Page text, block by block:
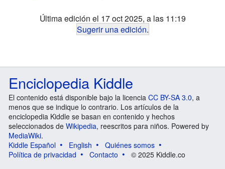
Última edición el 17 oct 2025, a las 11:19
Sugerir una edición.
Enciclopedia Kiddle
El contenido está disponible bajo la licencia CC BY-SA 3.0, a
menos que se indique lo contrario. Los artículos de la
enciclopedia Kiddle se basan en contenido y hechos
seleccionados de Wikipedia, reescritos para niños. Powered by
MediaWiki.
Kiddle Español
English
Quiénes somos
Política de privacidad
Contacto © 2025 Kiddle.co